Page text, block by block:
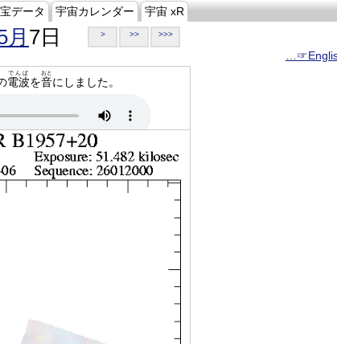
データ 宇宙カレンダー 宇宙 xR
7日 > >> >>>
電波
でんぱ
を音
おと
にしました。